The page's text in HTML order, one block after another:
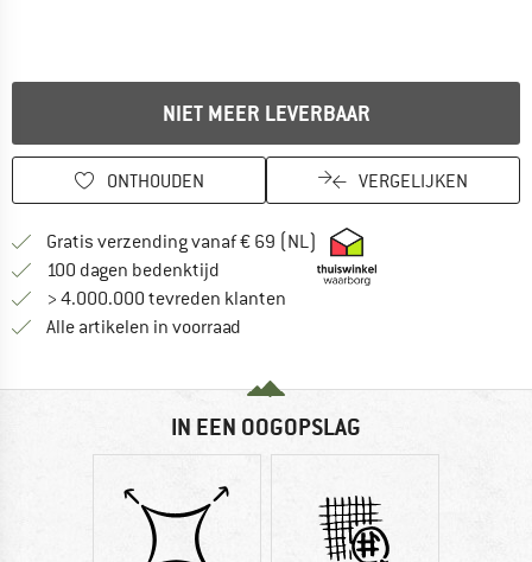
NIET MEER LEVERBAAR
ONTHOUDEN VERGELIJKEN
Gratis verzending vanaf € 69 (NL) Vind hier de
100 dagen bedenktijd Vind de betalingsinformatie hier!
> 4.000.000 tevreden klanten
Alle artikelen in voorraad
IN EEN OOGOPSLAG